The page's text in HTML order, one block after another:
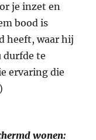
je inzet en
bood is
heeft, waar hij
durfde te
ervaring die
wonen: